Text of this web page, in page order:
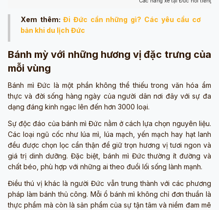
Xem thêm:Đi Đức cần những gì? Các yêu cầu cơ
bản khi du lịch Đức
Bánh mỳ với những hương vị đặc trưng của
mỗi vùng
Bánh mì Đức là một phần không thể thiếu trong văn hóa ẩm
thực và đời sống hàng ngày của người dân nơi đây với sự đa
dạng đáng kinh ngạc lên đến hơn 3000 loại.
Sự độc đáo của bánh mì Đức nằm ở cách lựa chọn nguyên liệu.
Các loại ngũ cốc như lúa mì, lúa mạch, yến mạch hay hạt lanh
đều được chọn lọc cẩn thận để giữ trọn hương vị tươi ngon và
giá trị dinh dưỡng. Đặc biệt, bánh mì Đức thường ít đường và
chất béo, phù hợp với những ai theo đuổi lối sống lành mạnh.
Điều thú vị khác là người Đức vẫn trung thành với các phương
pháp làm bánh thủ công. Mỗi ổ bánh mì không chỉ đơn thuần là
thực phẩm mà còn là sản phẩm của sự tận tâm và niềm đam mê